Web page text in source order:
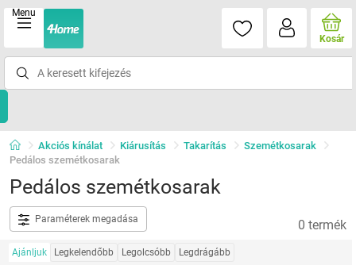
Menu
Kosár
Akciós kínálat Kiárusítás Takarítás
Szemétkosarak
Pedálos szemétkosarak
Pedálos szemétkosarak
Paraméterek megadása 0 termék
Ajánljuk Legkelendőbb Legolcsóbb Legdrágább